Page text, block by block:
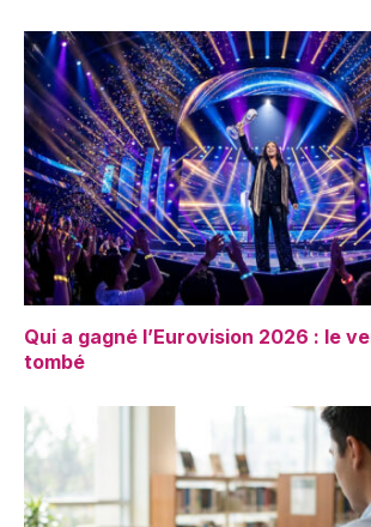
Qui a gagné l’Eurovision 2026 : le
tombé